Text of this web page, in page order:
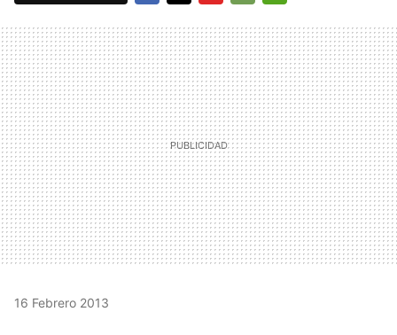
MAIL
16 Febrero 2013